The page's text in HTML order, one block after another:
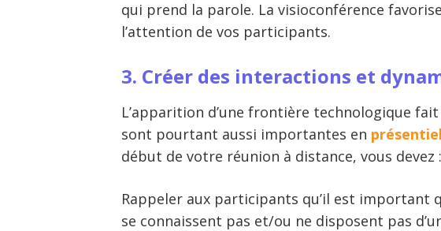
qui prend la parole. La visioconférence
l’attention de vos participants.
3. Créer des interactions et
L’apparition d’une frontière technologique
sont pourtant aussi importantes en présentiel
début de votre réunion à distance, vous devez :
Rappeler aux participants qu’il est important
se connaissent pas et/ou ne disposent pas